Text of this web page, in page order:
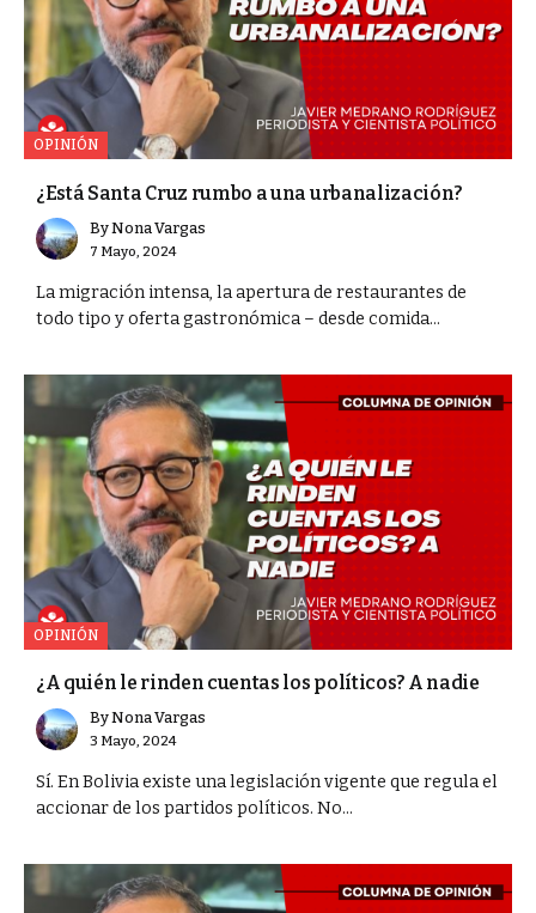
OPINIÓN
¿Está Santa Cruz rumbo a una urbanalización?
ByNona Vargas
7 Mayo, 2024
La migración intensa, la apertura de restaurantes de
todo tipo y oferta gastronómica – desde comida...
OPINIÓN
¿A quién le rinden cuentas los políticos? A nadie
ByNona Vargas
3 Mayo, 2024
Sí. En Bolivia existe una legislación vigente que regula el
accionar de los partidos políticos. No...